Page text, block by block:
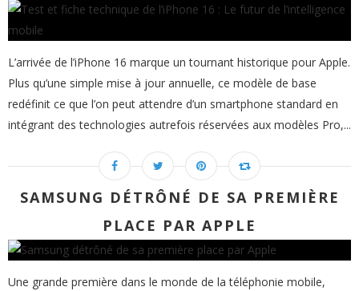
L’arrivée de l’iPhone 16 marque un tournant historique pour Apple.
Plus qu’une simple mise à jour annuelle, ce modèle de base
redéfinit ce que l’on peut attendre d’un smartphone standard en
intégrant des technologies autrefois réservées aux modèles Pro,...
SAMSUNG DÉTRÔNÉ DE SA PREMIÈRE
PLACE PAR APPLE
Une grande première dans le monde de la téléphonie mobile,